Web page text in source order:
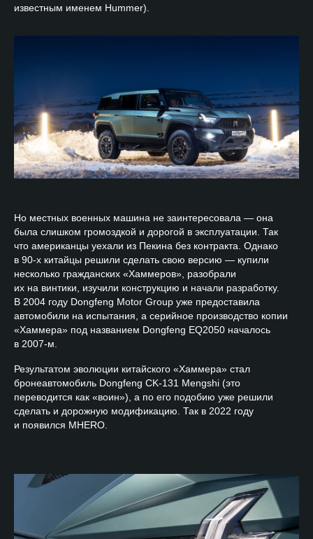
известным именем Hummer).
Но местных военных машина не заинтересовала — она
была слишком громоздкой и дорогой в эксплуатации. Так
что американцы уехали из Пекина без контракта. Однако
в 90-х китайцы решили сделать свою версию — купили
несколько гражданских «Хаммеров», разобрали
их на винтики, изучили конструкцию и начали разработку.
В 2004 году Dongfeng Motor Group уже предоставила
автомобили на испытания, а серийное производство копии
«Хаммера» под названием Dongfeng EQ2050 началось
в 2007-м.
Результатом эволюции китайского «Хаммера» стал
бронеавтомобиль Dongfeng CK-131 Mengshi (это
переводится как «воин»), а по его подобию уже решили
сделать и дорожную модификацию. Так в 2022 году
и появился MHERO.